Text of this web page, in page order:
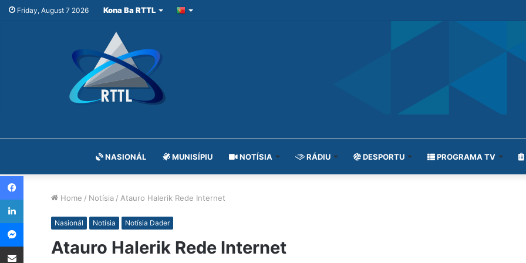
Friday, August 7 2026 Kona Ba RTTL
NASIONÁL MUNISÍPIU NOTÍSIA RÁDIU DESPORTU PROGRAMA TV
Home / Notísia / Atauro Halerik Rede Internet
Nasionál Notísia Notísia Dader
Atauro Halerik Rede Internet
Facebook
LinkedIn
Messenger